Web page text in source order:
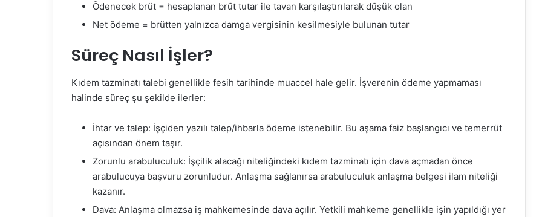
Ödenecek brüt = hesaplanan brüt tutar ile tavan karşılaştırılarak düşük olan
Net ödeme = brütten yalnızca damga vergisinin kesilmesiyle bulunan tutar
Süreç Nasıl İşler?
Kıdem tazminatı talebi genellikle fesih tarihinde muaccel hale gelir. İşverenin ödeme yapmaması
halinde süreç şu şekilde ilerler:
İhtar ve talep: İşçiden yazılı talep/ihbarla ödeme istenebilir. Bu aşama faiz başlangıcı ve temerrüt
açısından önem taşır.
Zorunlu arabuluculuk: İşçilik alacağı niteliğindeki kıdem tazminatı için dava açmadan önce
arabulucuya başvuru zorunludur. Anlaşma sağlanırsa arabuluculuk anlaşma belgesi ilam niteliği
kazanır.
Dava: Anlaşma olmazsa iş mahkemesinde dava açılır. Yetkili mahkeme genellikle işin yapıldığı yer